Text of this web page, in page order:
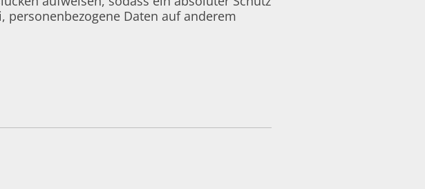
Daten auf anderem